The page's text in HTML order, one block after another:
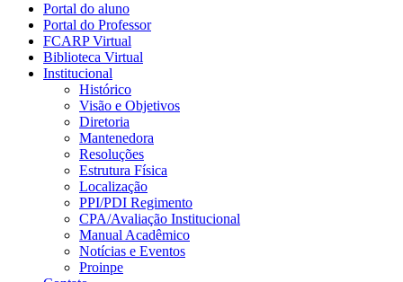
Portal do aluno
Portal do Professor
FCARP Virtual
Biblioteca Virtual
Institucional
Histórico
Visão e Objetivos
Diretoria
Mantenedora
Resoluções
Estrutura Física
Localização
PPI/PDI Regimento
CPA/Avaliação Institucional
Manual Acadêmico
Notícias e Eventos
Proinpe